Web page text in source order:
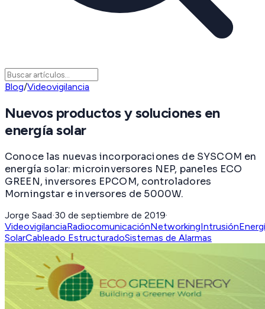
Blog/Videovigilancia
Nuevos productos y soluciones en
energía solar
Conoce las nuevas incorporaciones de SYSCOM en
energía solar: microinversores NEP, paneles ECO
GREEN, inversores EPCOM, controladores
Morningstar e inversores de 5000W.
Jorge Saad·30 de septiembre de 2019·
VideovigilanciaRadiocomunicaciónNetworkingIntrusión
SolarCableado EstructuradoSistemas de Alarmas